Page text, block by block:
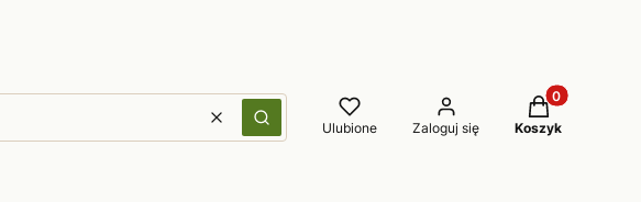
WyczyśćSzukaj Ulubione Zaloguj się
Produkty w
Koszyk